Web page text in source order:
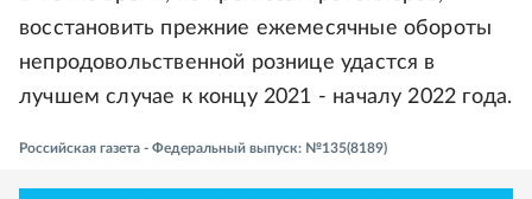
восстановить прежние ежемесячные обороты
непродовольственной рознице удастся в
лучшем случае к концу 2021 - началу 2022 года.
Российская газета - Федеральный выпуск: №135(8189)